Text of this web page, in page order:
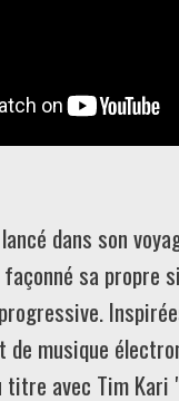
dans son
façonné sa propre
musique
avec Tim Kari